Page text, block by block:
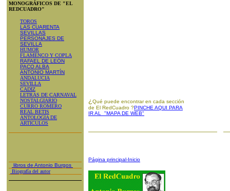
MONOGRÁFICOS DE "EL
REDCUADRO"
TOROS
LAS CUARENTA
SEVILLAS
PERSONAJES DE
SEVILLA
HUMOR
FLAMENCO Y COPLA
RAFAEL DE LEÓN
PACO ALBA
ANTONIO MARTÍN
ANDALUCIA
SEVILLA
CADIZ
LETRAS DE CARNAVAL
NOSTALGIARIO
CURRO ROMERO
REAL BETIS
ANTOLOGÍA DE
ARTICULOS
libros de Antonio Burgos
Biografía del autor
¿ Qué puede encontrar en cada sección
de El RedCuadro ?PINCHE AQUI PARA
IR AL "MAPA DE WEB"
Página principal-Inicio